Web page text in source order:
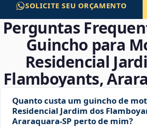
SOLICITE SEU ORÇAMENTO
Perguntas
Guincho para
Residencial
Flamboyants,
Quanto custa um guincho de
Residencial Jardim dos
Araraquara‑SP perto de mim?